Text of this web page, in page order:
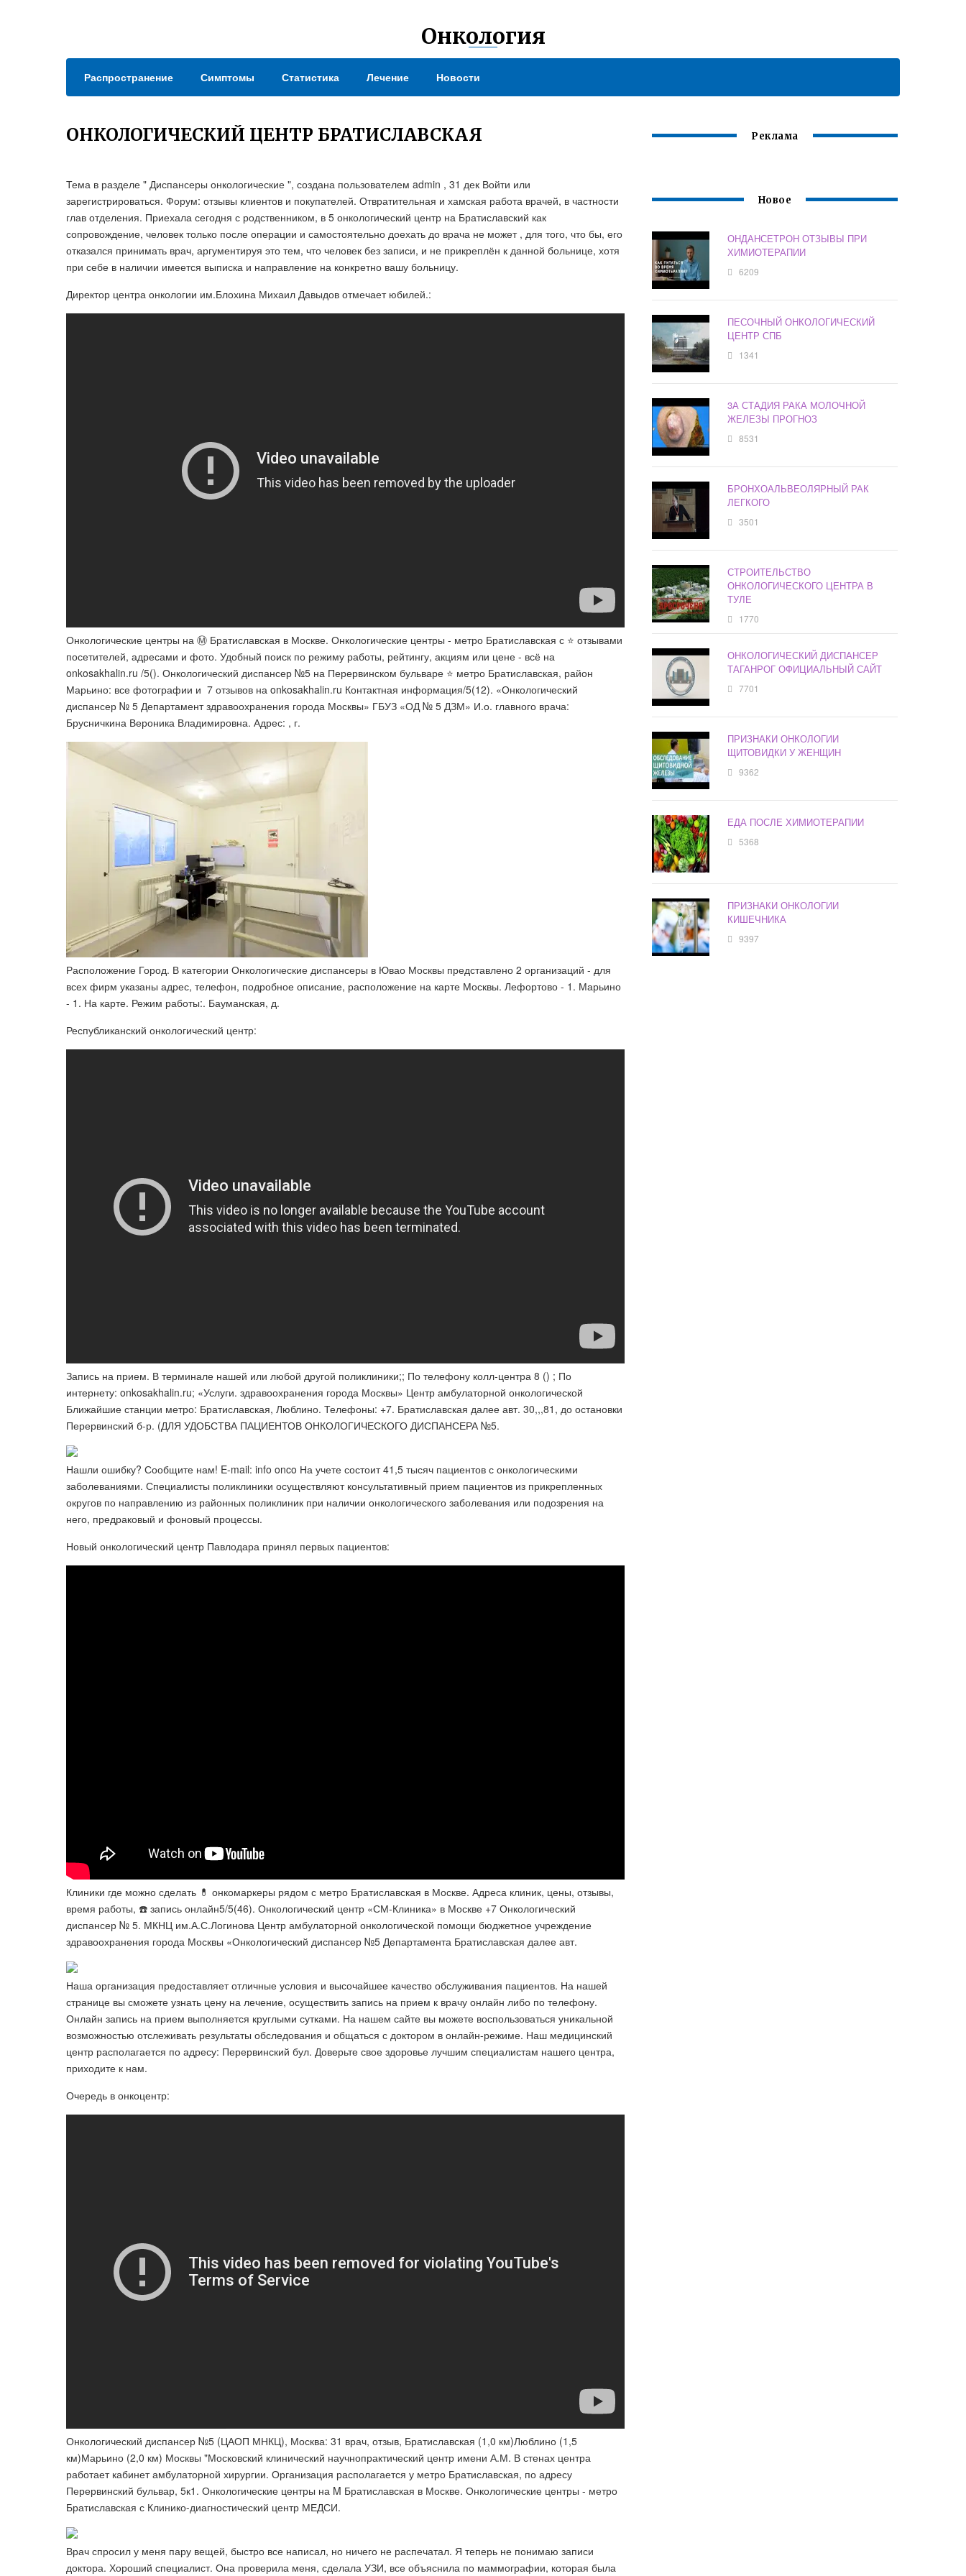
Онкология
Распространение Симптомы Статистика Лечение Новости
ОНКОЛОГИЧЕСКИЙ ЦЕНТР БРАТИСЛАВСКАЯ
Тема в разделе " Диспансеры онкологические ", создана пользователем admin , 31 дек Войти или
зарегистрироваться. Форум: отзывы клиентов и покупателей. Отвратительная и хамская работа врачей, в частности
глав отделения. Приехала сегодня с родственником, в 5 онкологический центр на Братиславский как
сопровождение, человек только после операции и самостоятельно доехать до врача не может , для того, что бы, его
отказался принимать врач, аргументируя это тем, что человек без записи, и не прикреплён к данной больнице, хотя
при себе в наличии имеется выписка и направление на конкретно вашу больницу.
Директор центра онкологии им.Блохина Михаил Давыдов отмечает юбилей.:
Онкологические центры на Ⓜ️ Братиславская в Москве. Онкологические центры - метро Братиславская с ⭐️ отзывами
посетителей, адресами и фото. Удобный поиск по режиму работы, рейтингу, акциям или цене - всё на
onkosakhalin.ru /5(). Онкологический диспансер №5 на Перервинском бульваре ⭐️ метро Братиславская, район
Марьино: все фотографии и ️ 7 отзывов на onkosakhalin.ru Контактная информация/5(12). «Онкологический
диспансер № 5 Департамент здравоохранения города Москвы» ГБУЗ «ОД № 5 ДЗМ» И.о. главного врача:
Брусничкина Вероника Владимировна. Адрес: , г.
Расположение Город. В категории Онкологические диспансеры в Ювао Москвы представлено 2 организаций - для
всех фирм указаны адрес, телефон, подробное описание, расположение на карте Москвы. Лефортово - 1. Марьино
- 1. На карте. Режим работы:. Бауманская, д.
Республиканский онкологический центр:
Запись на прием. В терминале нашей или любой другой поликлиники;; По телефону колл-центра 8 () ; По
интернету: onkosakhalin.ru; «​Услуги. здравоохранения города Москвы» Центр амбулаторной онкологической
Ближайшие станции метро: Братиславская, Люблино. Телефоны: +7. Братиславская далее авт. 30,,,81, до остановки
Перервинский б-р​. (ДЛЯ УДОБСТВА ПАЦИЕНТОВ ОНКОЛОГИЧЕСКОГО ДИСПАНСЕРА №5.
Нашли ошибку? Сообщите нам! E-mail: info onco На учете состоит 41,5 тысяч пациентов с онкологическими
заболеваниями. Специалисты поликлиники осуществляют консультативный прием пациентов из прикрепленных
округов по направлению из районных поликлиник при наличии онкологического заболевания или подозрения на
него, предраковый и фоновый процессы.
Новый онкологический центр Павлодара принял первых пациентов:
Клиники где можно сделать 💊 онкомаркеры рядом с метро Братиславская в Москве. Адреса клиник, цены, отзывы,
время работы, ☎️ запись онлайн5/5(46). Онкологический центр «СМ-Клиника» в Москве +7 Онкологический
диспансер № 5. МКНЦ им.А.С.Логинова Центр амбулаторной онкологической помощи бюджетное учреждение
здравоохранения города Москвы «Онкологический диспансер №5 Департамента Братиславская далее авт.
Наша организация предоставляет отличные условия и высочайшее качество обслуживания пациентов. На нашей
странице вы сможете узнать цену на лечение, осуществить запись на прием к врачу онлайн либо по телефону.
Онлайн запись на прием выполняется круглыми сутками. На нашем сайте вы можете воспользоваться уникальной
возможностью отслеживать результаты обследования и общаться с доктором в онлайн-режиме. Наш медицинский
центр располагается по адресу: Перервинский бул. Доверьте свое здоровье лучшим специалистам нашего центра,
приходите к нам.
Очередь в онкоцентр:
Онкологический диспансер №5 (ЦАОП МНКЦ), Москва: 31 врач, отзыв, Братиславская (1,0 км)Люблино (1,5
км)Марьино (2,0 км) Москвы "​Московский клинический научнопрактический центр имени А.М. В стенах центра
работает кабинет амбулаторной хирургии. Организация располагается у метро Братиславская, по адресу
Перервинский бульвар, 5к1​. Онкологические центры на M️ Братиславская в Москве. Онкологические центры - метро
Братиславская с Клинико-диагностический центр МЕДСИ.
Врач спросил у меня пару вещей, быстро все написал, но ничего не распечатал. Я теперь не понимаю записи
доктора. Хороший специалист. Она проверила меня, сделала УЗИ, все объяснила по маммографии, которая была
Реклама
Новое
ОНДАНСЕТРОН ОТЗЫВЫ ПРИ
ХИМИОТЕРАПИИ
6209
ПЕСОЧНЫЙ ОНКОЛОГИЧЕСКИЙ
ЦЕНТР СПБ
1341
3А СТАДИЯ РАКА МОЛОЧНОЙ
ЖЕЛЕЗЫ ПРОГНОЗ
8531
БРОНХОАЛЬВЕОЛЯРНЫЙ РАК
ЛЕГКОГО
3501
СТРОИТЕЛЬСТВО
ОНКОЛОГИЧЕСКОГО ЦЕНТРА В
ТУЛЕ
1770
ОНКОЛОГИЧЕСКИЙ ДИСПАНСЕР
ТАГАНРОГ ОФИЦИАЛЬНЫЙ САЙТ
7701
ПРИЗНАКИ ОНКОЛОГИИ
ЩИТОВИДКИ У ЖЕНЩИН
9362
ЕДА ПОСЛЕ ХИМИОТЕРАПИИ
5368
ПРИЗНАКИ ОНКОЛОГИИ
КИШЕЧНИКА
9397